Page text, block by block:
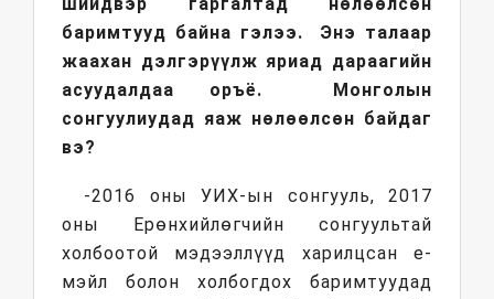
шийдвэр гаргалтад нөлөөлсөн
баримтууд байна гэлээ. Энэ талаар
жаахан дэлгэрүүлж яриад дараагийн
асуудалдаа оръё. Монголын
сонгуулиудад яаж нөлөөлсөн байдаг
вэ?
-2016 оны УИХ-ын сонгууль, 2017
оны Ерөнхийлөгчийн сонгуультай
холбоотой мэдээллүүд харилцсан е-
мэйл болон холбогдох баримтуудад